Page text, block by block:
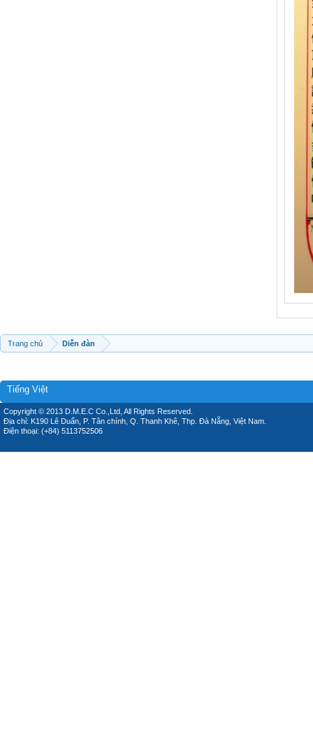
Trang chủ Diễn đàn
Tiếng Việt
Copyright © 2013 D.M.E.C Co.,Ltd, All Rights Reserved.
Địa chỉ: K190 Lê Duẩn, P. Tân chính, Q. Thanh Khê, Thp. Đà Nẵng, Việt Nam.
Điện thoại: (+84) 5113752506